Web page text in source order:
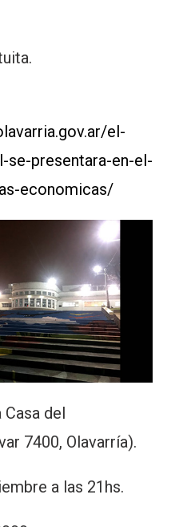
el-
se-presentara-en-el-
economicas/
Casa del
7400, Olavarría).
a las 21hs.